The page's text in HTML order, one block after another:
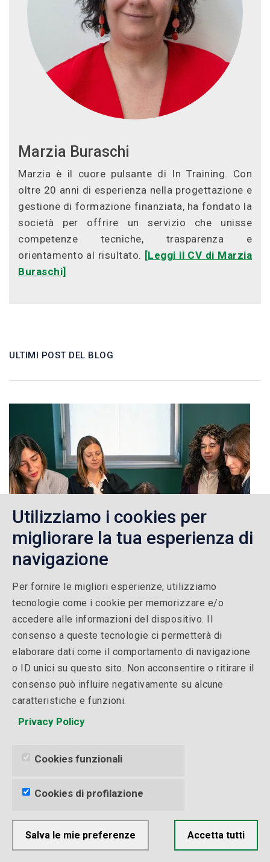
Marzia Buraschi
Marzia è il cuore pulsante di In Training. Con
oltre 20 anni di esperienza nella progettazione e
gestione di formazione finanziata, ha fondato la
società per offrire un servizio che unisse
competenze tecniche, trasparenza e
orientamento al risultato. [Leggi il CV di Marzia
Buraschi]
ULTIMI POST DEL BLOG
Team building e formazione finanziata: perché anche
chi forma gli altri continua a imparare
13.07.2026
Utilizziamo i cookies per
migliorare la tua esperienza di
navigazione
Per fornire le migliori esperienze, utilizziamo
tecnologie come i cookie per memorizzare e/o
accedere alle informazioni del dispositivo. Il
consenso a queste tecnologie ci permetterà di
elaborare dati come il comportamento di navigazione
o ID unici su questo sito. Non acconsentire o ritirare il
consenso può influire negativamente su alcune
caratteristiche e funzioni.
Privacy Policy
Cookies funzionali
Cookies di profilazione
Salva le mie preferenze Accetta tutti